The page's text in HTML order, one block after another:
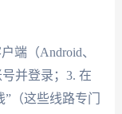
端（Android、
并登录；3. 在
（这些线路专门